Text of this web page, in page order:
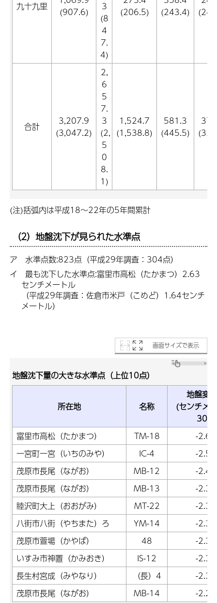
九十九里
(907.6)
3
(8
4
7.
4)
(206.5)
(243.4)
合計
3,207.9
(3,047.2)
2,
6
5
7.
3
(2,
5
0
8.
1)
1,524.7
(1,538.8)
581.3
(445.5)
(注)括弧内は平成18～22年の5年間累計
（2）地盤沈下が見られた水準点
ア 水準点数:823点（平成29年調査：304点）
イ 最も沈下した水準点:富里市高松（たかまつ） 2.63
センチメートル
（平成29年調査：佐倉市米戸（こめど）1.64センチ
メートル）
画面サイズで表示
地盤沈下量の大きな水準点（上位10点）
所在地 名称
地盤変
(センチメ
30年
富里市高松（たかまつ）
TM-18
-2.63
一宮町一宮（いちのみや）
IC-4
-2.55
茂原市長尾（ながお）
MB-12
-2.49
茂原市長尾（ながお）
MB-13
-2.39
睦沢町大上（おおがみ）
MT-22
-2.38
八街市八街（やちまた）ろ
YM-14
-2.36
茂原市萱場（かやば）
48
-2.35
いすみ市神置（かみおき）
IS-12
-2.30
長生村宮成（みやなり）
（長）4
-2.30
茂原市長尾（ながお）
MB-14 -2.29